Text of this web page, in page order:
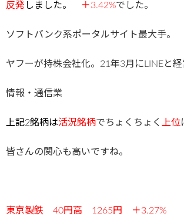
反発 しました。 ＋3.42%でした。
ソフトバンク系ポータルサイト最大手。
ヤフーが持株会社化。21年3月にLINEと経
情報・通信業
上記2銘柄は活況銘柄でちょくちょく 上位
皆さんの関心も高いですね。
東京製鉄 40円高 1265円 ＋3.27%